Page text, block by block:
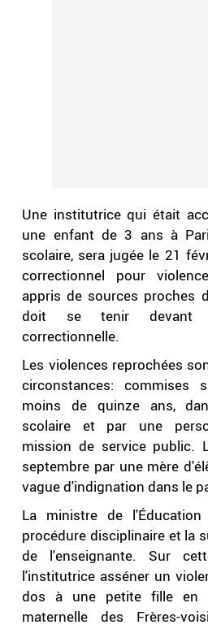
Une institutrice qui était
une enfant de 3 ans à
scolaire, sera jugée le 21
correctionnel pour
appris de sources proches
doit se tenir devant
correctionnelle.
Les violences reprochées
circonstances: commises
moins de quinze ans,
scolaire et par une
mission de service public.
septembre par une mère
vague d'indignation dans le
La ministre de
procédure disciplinaire et la
de l'enseignante. Sur
l'institutrice asséner un
dos à une petite fille en
maternelle des Frères-